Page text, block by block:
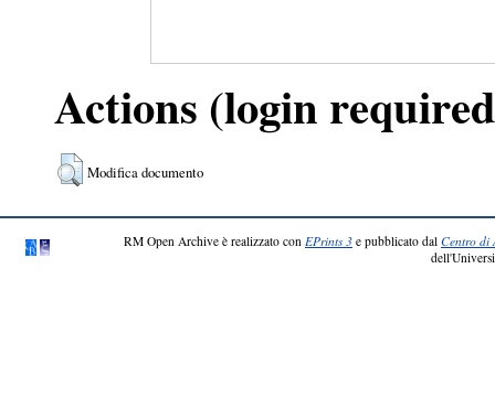
Actions (login
Modifica documento
RM Open Archive è realizzato con EPrints 3 e pubblicato dal Centro di